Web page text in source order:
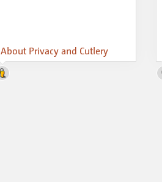
About Privacy and Cutlery